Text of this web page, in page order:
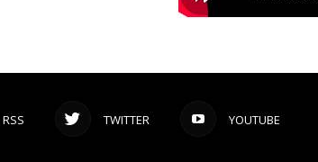
RSS TWITTER YOUTUBE